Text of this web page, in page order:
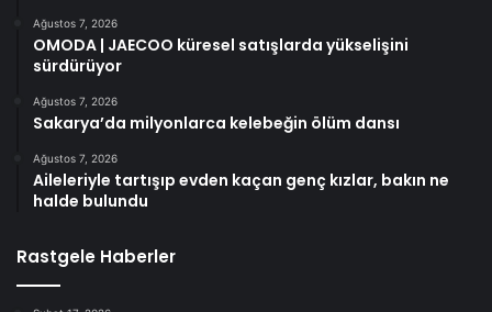
Ağustos 7, 2026
OMODA | JAECOO küresel satışlarda yükselişini
sürdürüyor
Ağustos 7, 2026
Sakarya’da milyonlarca kelebeğin ölüm dansı
Ağustos 7, 2026
Aileleriyle tartışıp evden kaçan genç kızlar, bakın ne
halde bulundu
Rastgele Haberler